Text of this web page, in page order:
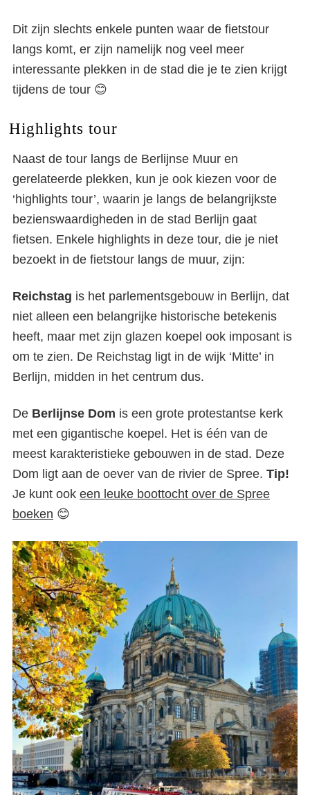
Dit zijn slechts enkele punten waar de fietstour
langs komt, er zijn namelijk nog veel meer
interessante plekken in de stad die je te zien krijgt
tijdens de tour 😊
Highlights tour
Naast de tour langs de Berlijnse Muur en
gerelateerde plekken, kun je ook kiezen voor de
‘highlights tour’, waarin je langs de belangrijkste
bezienswaardigheden in de stad Berlijn gaat
fietsen. Enkele highlights in deze tour, die je niet
bezoekt in de fietstour langs de muur, zijn:
Reichstag is het parlementsgebouw in Berlijn, dat
niet alleen een belangrijke historische betekenis
heeft, maar met zijn glazen koepel ook imposant is
om te zien. De Reichstag ligt in de wijk ‘Mitte’ in
Berlijn, midden in het centrum dus.
De Berlijnse Dom is een grote protestantse kerk
met een gigantische koepel. Het is één van de
meest karakteristieke gebouwen in de stad. Deze
Dom ligt aan de oever van de rivier de Spree. Tip!
Je kunt ook een leuke boottocht over de Spree
boeken 😊